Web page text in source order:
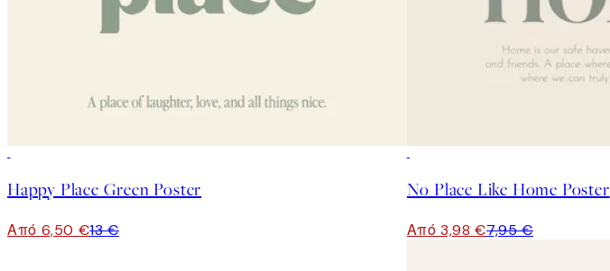
Happy Place Green Poster
Από 6,50 €13 €
No Place Like Home Poster
Από 3,98 €7,95 €